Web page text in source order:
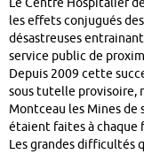
Le Centre Hospitalier
les effets conjugués
désastreuses
service public de
Depuis 2009 cette
sous tutelle provisoire,
Montceau les Mines de
étaient faites à chaque
Les grandes difficultés